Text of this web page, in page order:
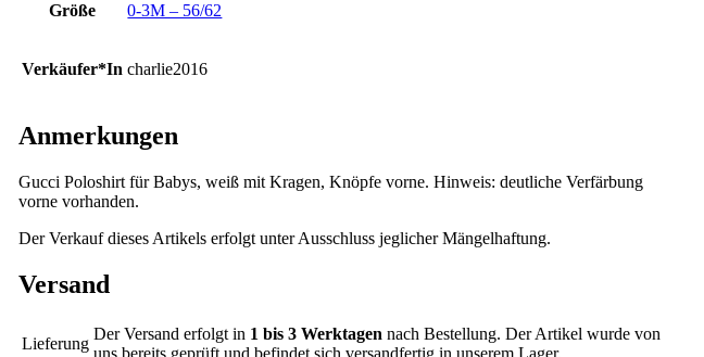
Größe 0-3M – 56/62
Verkäufer*In charlie2016
Anmerkungen
Gucci Poloshirt für Babys, weiß mit Kragen, Knöpfe vorne. Hinweis: deutliche Verfärbung
vorne vorhanden.
Der Verkauf dieses Artikels erfolgt unter Ausschluss jeglicher Mängelhaftung.
Versand
Lieferung
Der Versand erfolgt in 1 bis 3 Werktagen nach Bestellung. Der Artikel wurde von
uns bereits geprüft und befindet sich versandfertig in unserem Lager.